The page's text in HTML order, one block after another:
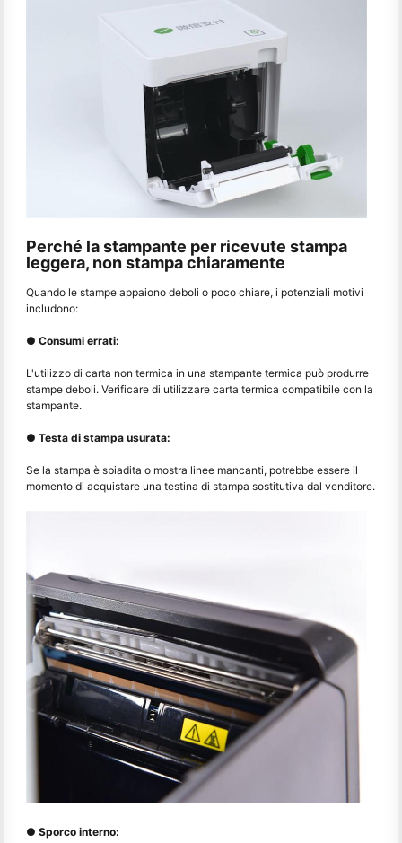
Perché la stampante per ricevute stampa
leggera, non stampa chiaramente
Quando le stampe appaiono deboli o poco chiare, i potenziali motivi
includono:
● Consumi errati:
L'utilizzo di carta non termica in una stampante termica può produrre
stampe deboli. Verificare di utilizzare carta termica compatibile con la
stampante.
● Testa di stampa usurata:
Se la stampa è sbiadita o mostra linee mancanti, potrebbe essere il
momento di acquistare una testina di stampa sostitutiva dal venditore.
● Sporco interno: